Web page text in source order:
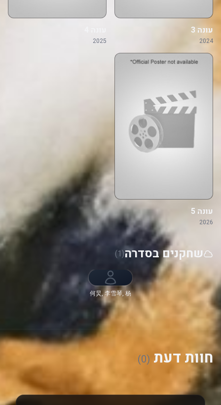
עונה 3
2024
2025
עונה 5
2026
שחקנים בסדרה(1)
何炅, 李雪琴, 杨
迪, 丁程鑫, 吴泽
林
חוות דעת (0)